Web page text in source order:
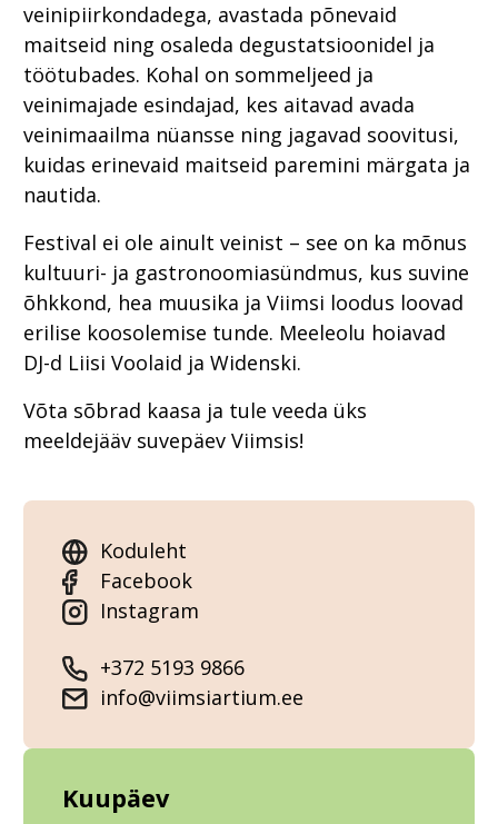
veinipiirkondadega, avastada põnevaid
maitseid ning osaleda degustatsioonidel ja
töötubades. Kohal on sommeljeed ja
veinimajade esindajad, kes aitavad avada
veinimaailma nüansse ning jagavad soovitusi,
kuidas erinevaid maitseid paremini märgata ja
nautida.
Festival ei ole ainult veinist – see on ka mõnus
kultuuri- ja gastronoomiasündmus, kus suvine
õhkkond, hea muusika ja Viimsi loodus loovad
erilise koosolemise tunde. Meeleolu hoiavad
DJ-d Liisi Voolaid ja Widenski.
Võta sõbrad kaasa ja tule veeda üks
meeldejääv suvepäev Viimsis!
Koduleht
Facebook
Instagram
+372 5193 9866
info@viimsiartium.ee
Kuupäev